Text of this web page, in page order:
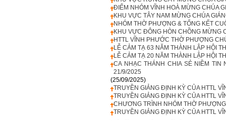
ĐIỂM NHÓM VĨNH HOÀ MỪNG CHÚA
KHU VỰC TÂY NAM MỪNG CHÚA
NHÓM THỜ PHƯỢNG & TỔNG KẾT
KHU VỰC ĐÔNG HÒN CHỒNG MỪNG
HTTL VĨNH PHƯỚC THỜ PHƯỢNG
LỄ CẢM TẠ 63 NĂM THÀNH LẬP HỘI
LỄ CẢM TẠ 20 NĂM THÀNH LẬP HỘI
CA NHẠC THÁNH CHIA SẺ NIỀM
21/9/2025
(25/09/2025)
TRUYỀN GIẢNG ĐỊNH KỲ CỦA HTTL
TRUYỀN GIẢNG ĐỊNH KỲ CỦA HTTL
CHƯƠNG TRÌNH NHÓM THỜ
TRUYỀN GIẢNG ĐỊNH KỲ CỦA HTTL